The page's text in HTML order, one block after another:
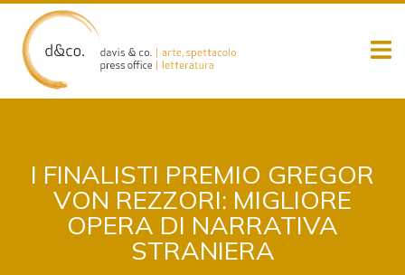
content
I FINALISTI PREMIO GREGOR
VON REZZORI: MIGLIORE
OPERA DI NARRATIVA
STRANIERA